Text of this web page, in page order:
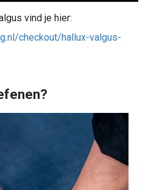
vind je hier:
checkout/hallux-valgus-